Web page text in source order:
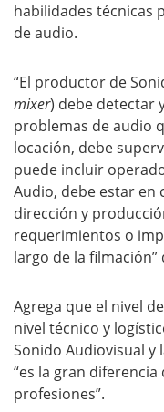
habilidades técnicas
de audio.
“El productor de
mixer) debe detectar
problemas de audio
locación, debe
puede incluir
Audio, debe estar en
dirección y
requerimientos o
largo de la filmación”
Agrega que el nivel
nivel técnico y
Sonido Audiovisual y
“es la gran
profesiones”.